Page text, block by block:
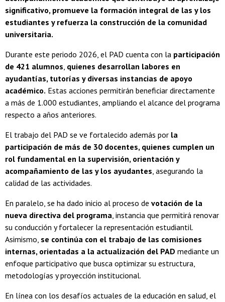
significativo, promueve la formación integral de las y los
estudiantes y refuerza la construcción de la comunidad
universitaria.
Durante este periodo 2026, el PAD cuenta con la participación
de 421 alumnos, quienes desarrollan labores en
ayudantías, tutorías y diversas instancias de apoyo
académico. Estas acciones permitirán beneficiar directamente
a más de 1.000 estudiantes, ampliando el alcance del programa
respecto a años anteriores.
El trabajo del PAD se ve fortalecido además por la
participación de más de 30 docentes, quienes cumplen un
rol fundamental en la supervisión, orientación y
acompañamiento de las y los ayudantes, asegurando la
calidad de las actividades.
En paralelo, se ha dado inicio al proceso de votación de la
nueva directiva del programa, instancia que permitirá renovar
su conducción y fortalecer la representación estudiantil.
Asimismo, se continúa con el trabajo de las comisiones
internas, orientadas a la actualización del PAD mediante un
enfoque participativo que busca optimizar su estructura,
metodologías y proyección institucional.
En línea con los desafíos actuales de la educación en salud, el